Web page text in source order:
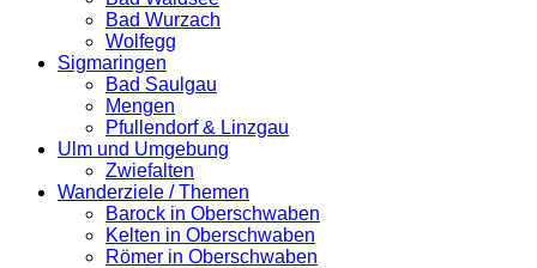
Bad Wurzach
Wolfegg
Sigmaringen
Bad Saulgau
Mengen
Pfullendorf & Linzgau
Ulm und Umgebung
Zwiefalten
Wanderziele / Themen
Barock in Oberschwaben
Kelten in Oberschwaben
Römer in Oberschwaben